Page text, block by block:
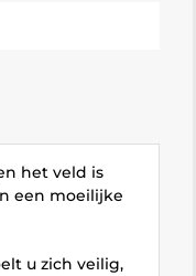
het veld is
een moeilijke
u zich veilig,